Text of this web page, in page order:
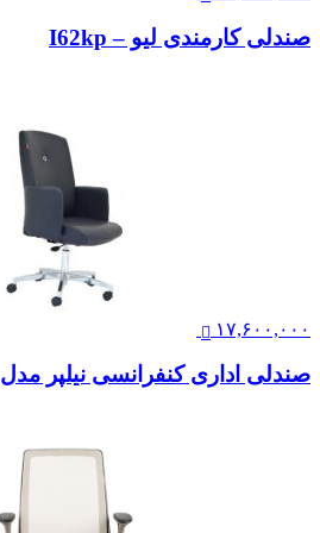
صندلی کارمندی لیو – I62kp
۱۷,۶۰۰,۰۰۰
صندلی اداری کنفرانسی نیلپر مدل OCC 810K